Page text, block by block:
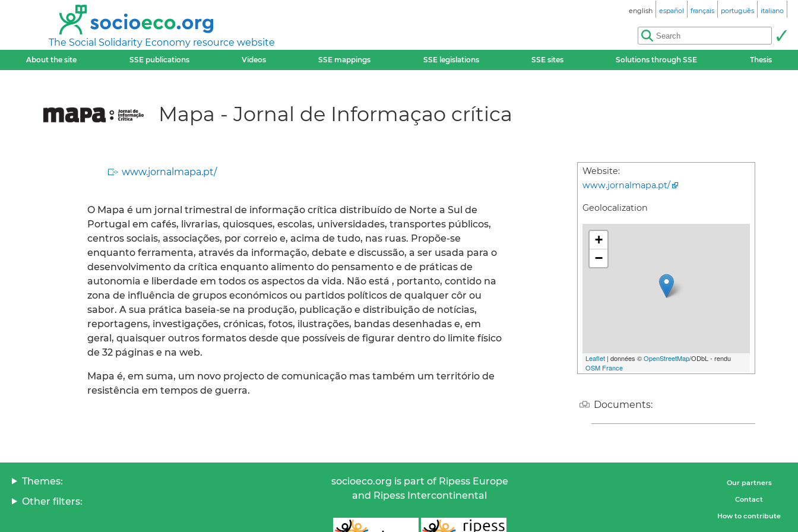
The Social Solidarity Economy resource website
english español français português italiano
About the site SSE publications Videos SSE mappings SSE legislations SSE sites Solutions through SSE Thesis
Mapa - Jornal de Informaçao crítica
www.jornalmapa.pt/
O Mapa é um jornal trimestral de informação crítica distribuído de Norte a Sul de
Portugal em cafés, livrarias, quiosques, escolas, universidades, transportes públicos,
centros sociais, associações, por correio e, acima de tudo, nas ruas. Propõe-se
enquanto ferramenta, através da informação, debate e discussão, a ser usada para o
desenvolvimento da crítica enquanto alimento do pensamento e de práticas de
autonomia e liberdade em todos os aspectos da vida. Não está , portanto, contido na
zona de influência de grupos económicos ou partidos políticos de qualquer côr ou
sabor. A sua prática baseia-se na produção, publicação e distribuição de notícias,
reportagens, investigações, crónicas, fotos, ilustrações, bandas desenhadas e, em
geral, quaisquer outros formatos desde que possíveis de figurar dentro do limite físico
de 32 páginas e na web.
Mapa é, em suma, um novo projecto de comunicação mas também um território de
resistência em tempos de guerra.
Website:
www.jornalmapa.pt/
Geolocalization
+
−
Leaflet | données ©OpenStreetMap/ODbL - rendu
OSM France
Documents:
Themes:
Other filters:
socioeco.org is part of Ripess Europe
and Ripess Intercontinental
Our partners
Contact
How to contribute